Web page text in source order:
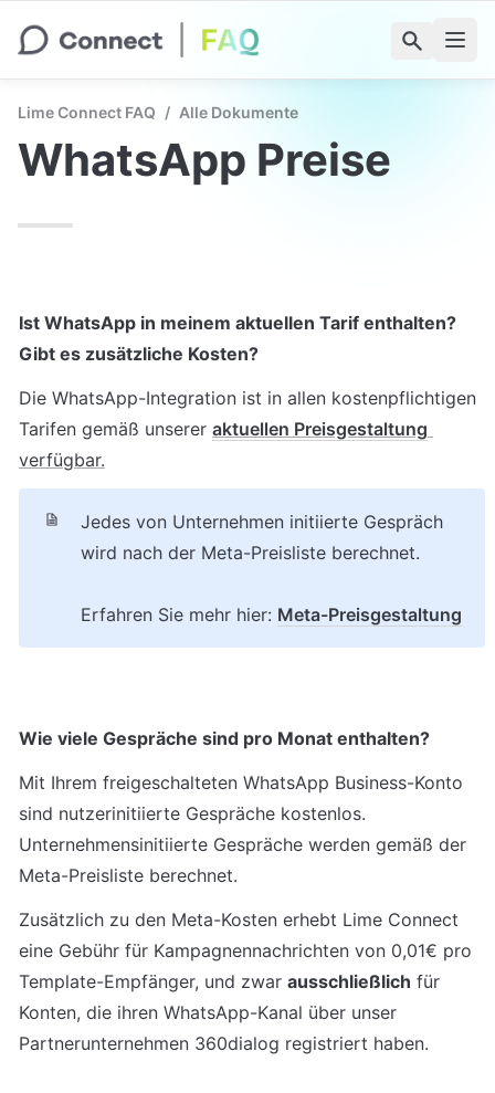
Lime Connect FAQ / Alle Dokumente
WhatsApp Preise
Ist WhatsApp in meinem aktuellen Tarif enthalten?
Gibt es zusätzliche Kosten?
Die WhatsApp-Integration ist in allen kostenpflichtigen
Tarifen gemäß unserer aktuellen Preisgestaltung
Jedes von Unternehmen initiierte Gespräch
wird nach der Meta-Preisliste berechnet.
Erfahren Sie mehr hier: Meta-Preisgestaltung
Wie viele Gespräche sind pro Monat enthalten?
Mit Ihrem freigeschalteten WhatsApp Business-Konto
sind nutzerinitiierte Gespräche kostenlos.
Unternehmensinitiierte Gespräche werden gemäß der
Meta-Preisliste berechnet.
Zusätzlich zu den Meta-Kosten erhebt Lime Connect
eine Gebühr für Kampagnennachrichten von 0,01€ pro
Template-Empfänger, und zwar ausschließlich für
Konten, die ihren WhatsApp-Kanal über unser
Partnerunternehmen 360dialog registriert haben.